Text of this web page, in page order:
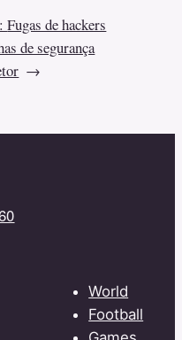
Fugas de hackers
de segurança
→
World
Football